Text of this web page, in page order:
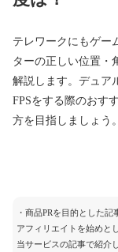
テレワークにもゲー
ターの正しい位置・
解説します。デュア
FPSをする際のおす
方を目指しましょう。
・商品PRを目的とした
アフィリエイトを始めと
当サービスの記事で紹介